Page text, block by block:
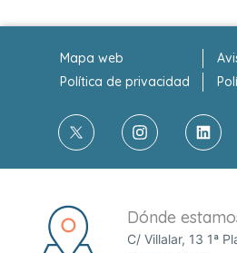
Mapa web
Política de privacidad
Dónde
C/ Villalar, 13 1ª